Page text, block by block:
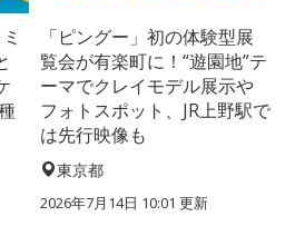
「ピングー」初の体験型展
覧会が有楽町に！“遊園地”テ
ーマでクレイモデル展示や
フォトスポット、JR上野駅で
は先行映像も
東京都
2026年7月14日 10:01 更新